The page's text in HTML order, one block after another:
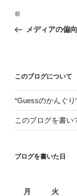
投
ナ
ー
シ
ョ
ン
前
の
前
メディアの偏向
このブログについて
“Guessのかんぐり
このブログを書い
ブログを書いた日
月
火